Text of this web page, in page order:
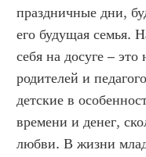
праздничные дни,
его будущая семья.
себя на досуге – это
родителей и
детские в
времени и денег,
любви. В жизни